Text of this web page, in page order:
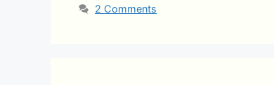
2 Comments